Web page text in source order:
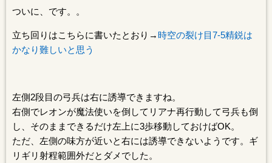
ついに、です。。
立ち回りはこちらに書いたとおり→時空の裂け目7-5精鋭は
かなり難しいと思う
左側2段目の弓兵は右に誘導できますね。
右側でレオンが魔法使いを倒してリアナ再行動して弓兵も倒
し、そのままできるだけ左上に3歩移動しておけばOK。
ただ、左側の味方が近いと右には誘導できないようです。ギ
リギリ射程範囲外だとダメでした。